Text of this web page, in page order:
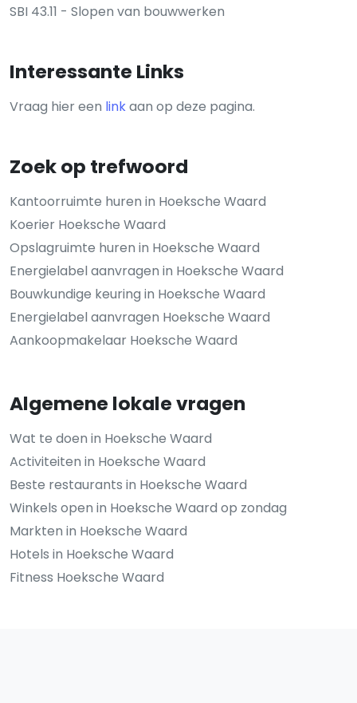
SBI 43.11 - Slopen van bouwwerken
Interessante Links
Vraag hier een linkaan op deze pagina.
Zoek op trefwoord
Kantoorruimte huren in Hoeksche Waard
Koerier Hoeksche Waard
Opslagruimte huren in Hoeksche Waard
Energielabel aanvragen in Hoeksche Waard
Bouwkundige keuring in Hoeksche Waard
Energielabel aanvragen Hoeksche Waard
Aankoopmakelaar Hoeksche Waard
Algemene lokale vragen
Wat te doen in Hoeksche Waard
Activiteiten in Hoeksche Waard
Beste restaurants in Hoeksche Waard
Winkels open in Hoeksche Waard op zondag
Markten in Hoeksche Waard
Hotels in Hoeksche Waard
Fitness Hoeksche Waard